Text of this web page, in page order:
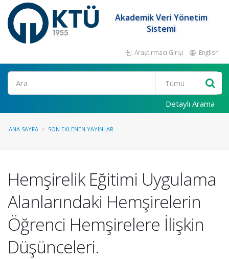
Akademik Veri Yönetim
Sistemi
Araştırmacı Girişi English
Ara
Detaylı Arama
ANA SAYFA SON EKLENEN YAYINLAR
Hemşirelik Eğitimi Uygulama
Alanlarındaki Hemşirelerin
Öğrenci Hemşirelere İlişkin
Düşünceleri.